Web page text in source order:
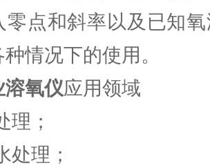
零点和斜率以及已知
情况下的使用。
溶氧仪应用领域
理；
处理；